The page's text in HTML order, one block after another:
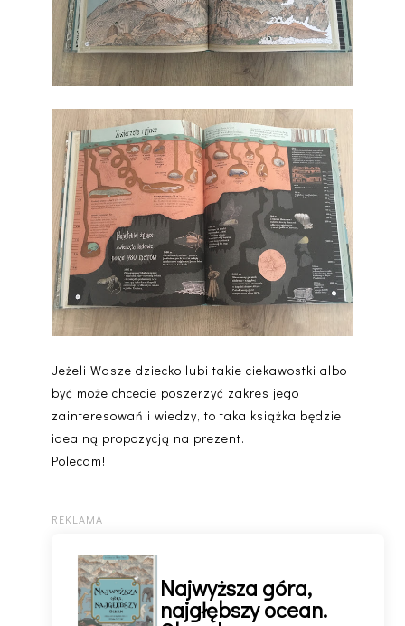
Jeżeli Wasze dziecko lubi takie ciekawostki albo
być może chcecie poszerzyć zakres jego
zainteresowań i wiedzy, to taka książka będzie
idealną propozycją na prezent.
Polecam!